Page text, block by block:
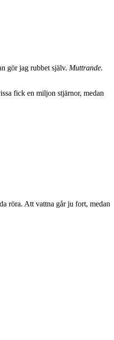
gör jag rubbet själv. Muttrande.
fick en miljon stjärnor, medan
röra. Att vattna går ju fort, medan